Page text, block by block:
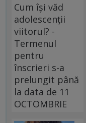
Cum își văd
adolescenții
viitorul? -
Termenul
pentru
înscrieri s-a
prelungit până
la data de 11
OCTOMBRIE